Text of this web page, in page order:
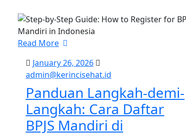
Read More
January 26, 2026January
26,
admin@kerincisehat.id
Panduan Langkah-demi-
Langkah: Cara Daftar
BPJS Mandiri di